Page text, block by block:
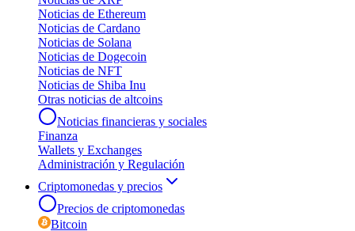
Noticias de Ethereum
Noticias de Cardano
Noticias de Solana
Noticias de Dogecoin
Noticias de NFT
Noticias de Shiba Inu
Otras noticias de altcoins
Noticias financieras y sociales
Finanza
Wallets y Exchanges
Administración y Regulación
Criptomonedas y precios
Precios de criptomonedas
Bitcoin